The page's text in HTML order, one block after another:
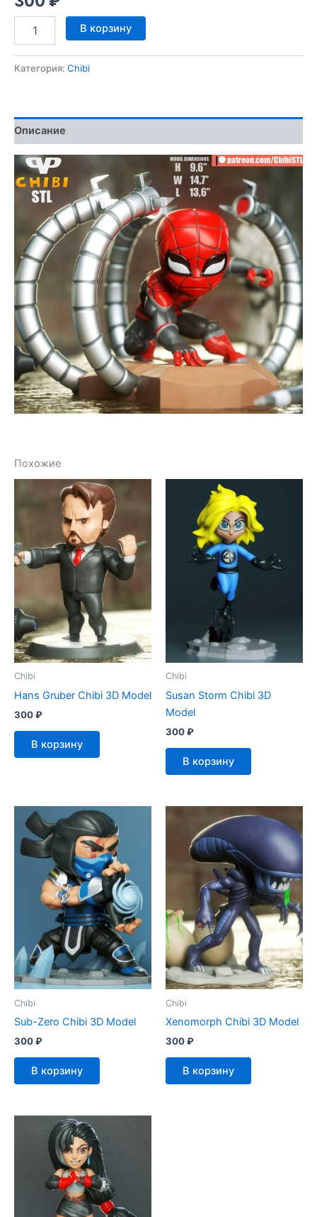
Количество
товара
Man
В корзину
Категория: Chibi
Описание
Похожие
Chibi
Hans Gruber Chibi 3D Model
300₽
В корзину
Chibi
Susan Storm Chibi 3D
Model
300₽
В корзину
Chibi
Sub-Zero Chibi 3D Model
300₽
В корзину
Chibi
Xenomorph Chibi 3D Model
300₽
В корзину